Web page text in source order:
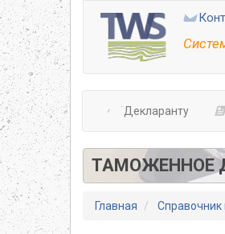
Перейти
к
основному
содержанию
Декларанту
ТАМОЖЕННОЕ
Главная